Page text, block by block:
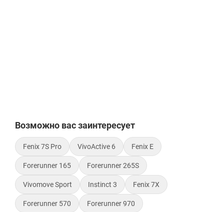
Возможно вас заинтересует
Fenix 7S Pro VivoActive 6 Fenix E
Forerunner 165 Forerunner 265S
Vivomove Sport Instinct 3 Fenix 7X
Forerunner 570 Forerunner 970